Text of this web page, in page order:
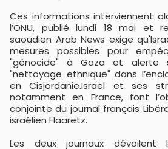
Ces informations interviennent
l’ONU, publié lundi 18 mai et
saoudien Arab News exige
mesures possibles pour
"génocide" à Gaza et alerte
"nettoyage ethnique" dans
en Cisjordanie.Israël et ses
notamment en France, font
conjointe du journal français
israélien Haaretz.
Les deux journaux dévoilent